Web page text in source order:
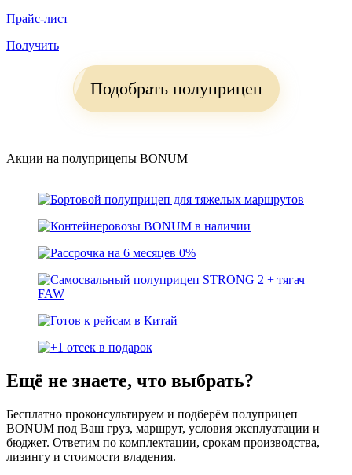
Прайс-лист
Получить
Подобрать полуприцеп
Акции на полуприцепы BONUM
Ещё не знаете, что выбрать?
Бесплатно проконсультируем и подберём полуприцеп
BONUM под Ваш груз, маршрут, условия эксплуатации и
бюджет. Ответим по комплектации, срокам производства,
лизингу и стоимости владения.